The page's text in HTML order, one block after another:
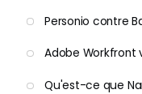
Personio contre
Adobe Workfront
Qu'est-ce que